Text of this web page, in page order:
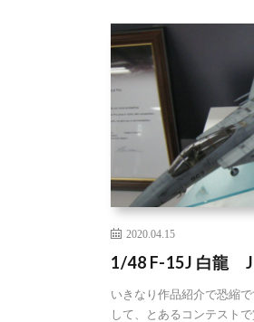
2020.04.15
1/48 F-15J 白龍
いきなり作品紹介で恐縮
して、とあるコンテスト